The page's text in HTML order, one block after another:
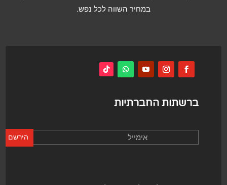
במחיר השווה לכל נפש.
ברשתות החברתיות
הירשם